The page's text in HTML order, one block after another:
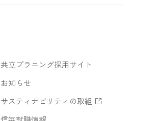
共立プラニング採用サイト
お知らせ
サスティナビリティの取組